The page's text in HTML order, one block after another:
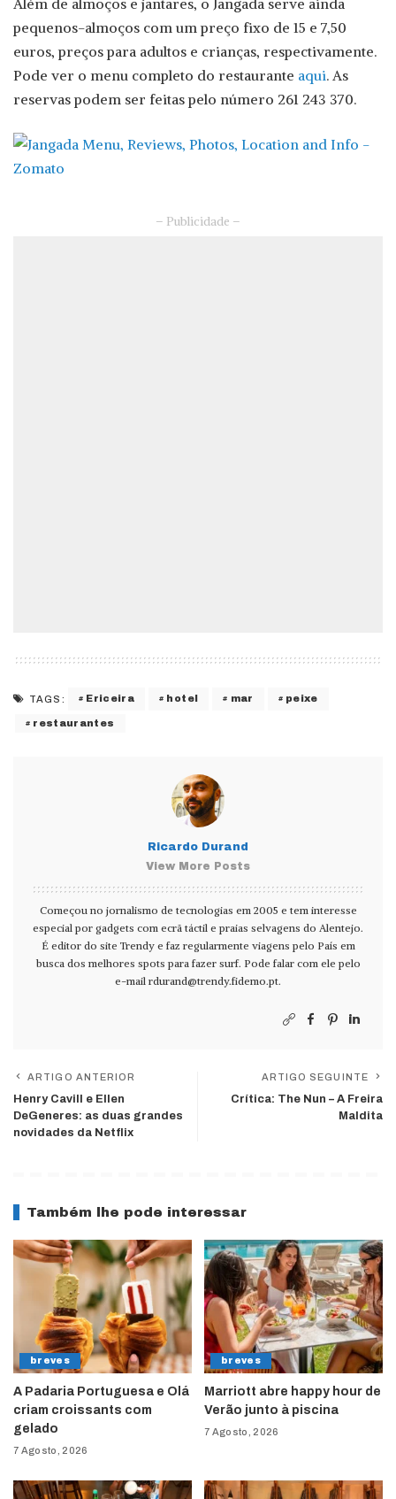
pequenos-almoços com um preço fixo de 15 e 7,50
euros, preços para adultos e crianças, respectivamente.
Pode ver o menu completo do restaurante aqui. As
reservas podem ser feitas pelo número 261 243 370.
– Publicidade –
TAGS: Ericeira hotel mar peixe
restaurantes
Ricardo Durand
View More Posts
Começou no jornalismo de tecnologias em 2005 e tem interesse
especial por gadgets com ecrã táctil e praias selvagens do Alentejo.
É editor do site Trendy e faz regularmente viagens pelo País em
busca dos melhores spots para fazer surf. Pode falar com ele pelo
e-mail rdurand@trendy.fidemo.pt.
ARTIGO ANTERIOR
Henry Cavill e Ellen
DeGeneres: as duas grandes
novidades da Netflix
ARTIGO SEGUINTE
Crítica: The Nun – A Freira
Maldita
Também lhe pode interessar
breves
A Padaria Portuguesa e Olá
criam croissants com
gelado
7 Agosto, 2026
breves
Marriott abre happy hour de
Verão junto à piscina
7 Agosto, 2026